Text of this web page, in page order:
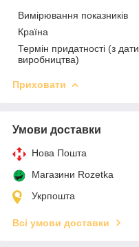
Вимірювання показників
Країна
Термін придатності (з дати
виробництва)
Приховати
Умови доставки
Нова Пошта
Магазини Rozetka
Укрпошта
Всі умови доставки